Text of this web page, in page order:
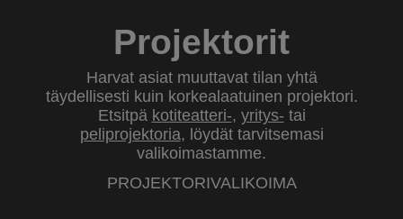
Projektorit
Harvat asiat muuttavat tilan yhtä
täydellisesti kuin korkealaatuinen projektori.
Etsitpä kotiteatteri-, yritys- tai
peliprojektoria, löydät tarvitsemasi
valikoimastamme.
PROJEKTORIVALIKOIMA